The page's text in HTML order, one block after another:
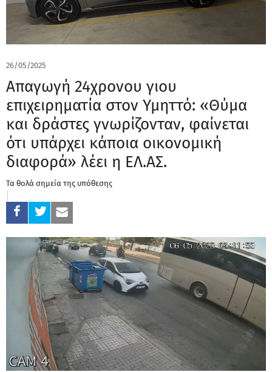
26/05/2025
Απαγωγή 24χρονου γιου
επιχειρηματία στον Υμηττό: «Θύμα
και δράστες γνωρίζονταν, φαίνεται
ότι υπάρχει κάποια οικονομική
διαφορά» λέει η ΕΛ.ΑΣ.
Τα θολά σημεία της υπόθεσης